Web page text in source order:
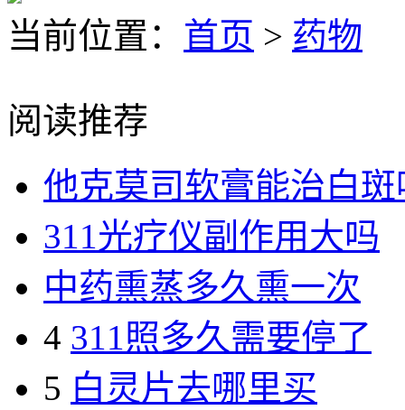
当前位置： 首页 > 药物
阅读推荐
他克莫司软膏能治白
311光疗仪副作用大吗
中药熏蒸多久熏一次
4 311照多久需要停了
5 白灵片去哪里买